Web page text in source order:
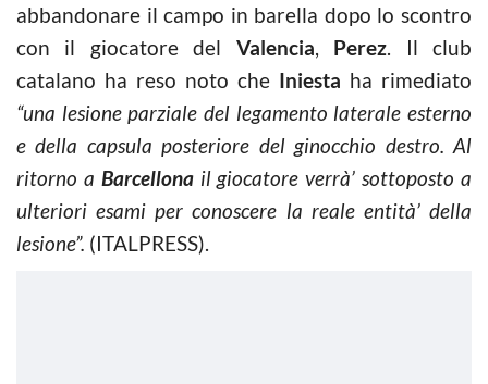
abbandonare il campo in barella dopo lo scontro
con il giocatore del Valencia, Perez. Il club
catalano ha reso noto che Iniesta ha rimediato
“una lesione parziale del legamento laterale esterno
e della capsula posteriore del ginocchio destro. Al
ritorno a Barcellonail giocatore verrà’ sottoposto a
ulteriori esami per conoscere la reale entità’ della
lesione”. (ITALPRESS).